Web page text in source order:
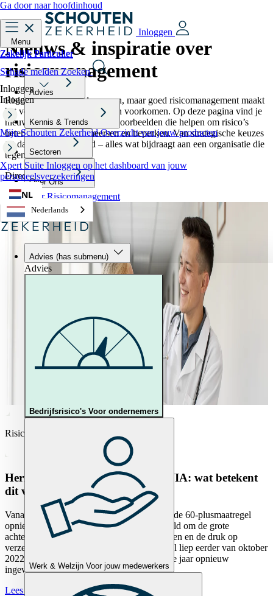
Ga door naar hoofdinhoud
Menu
Inloggen
ZakelijkParticulier
Advies
Kennis & Trends
Sectoren
Over Ons
Nederlands
ZakelijkParticulier
Schade meldenZoeken
Inloggen
Inloggen
Mijn Schouten Zekerheid Overzicht van jouw producten
Xpert Suite Inloggen op het dashboard van jouw
personeelsverzekeringen
NL
Advies (has submenu)
Advies
Bedrijfsrisico's Voor ondernemers
Werk & Welzijn Voor jouw medewerkers
Nieuws & inspiratie over
risicomanagement
Risico’s horen bij ondernemen, maar goed risicomanagement maakt
het verschil tussen reageren en voorkomen. Op deze pagina vind je
nieuws, inzichten en praktijkvoorbeelden die helpen om risico’s
beter te herkennen, beheersen en beperken. Van strategische keuzes
tot dagelijkse veiligheid – alles wat bijdraagt aan een organisatie die
tegen een stootje kan.
Direct naar:
Meer over Risicomanagement
Risicomanagement
Herinvoering 60-plusmaatregel WIA: wat betekent
dit voor werkgevers?
Vanaf 1 september 2025 komt de zogenoemde 60-plusmaatregel
opnieuw van kracht. Deze regeling is bedoeld om de grote
achterstand bij de WIA-keuringen te beperken en de druk op
verzekeringsartsen te verlagen. De maatregel liep eerder van oktober
2022 tot januari 2025 en wordt nu voor twee jaar opnieuw
ingevoerd.
Lees verder